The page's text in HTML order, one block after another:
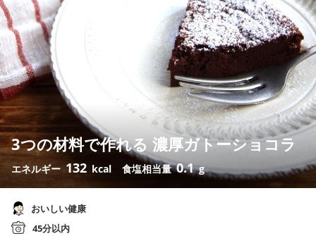
3つの材料で作れる 濃厚ガトーショコラ
エネルギー 132 kcal 食塩相当量0.1 g
おいしい健康
45分以内